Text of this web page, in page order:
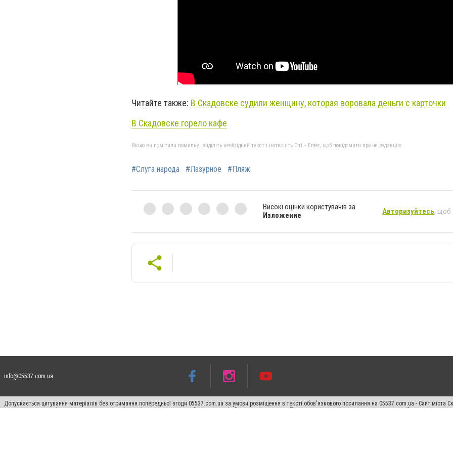
Читайте также: В Скадовске судили женщину, которая воровала деньги с карточки
В Скадовске горело кафе
Якщо ви помітили помилку, виділіть необхідний текст і натисніть Ctrl + Enter, щоб повідомити про це редакцію
#Слуга народа #Лазурное #Пляж
Високі оцінки користувачів за
Изложение
Авторизуйтесь, щоб
info@05537.com.ua
Допускається цитування матеріалів без отримання попередньої згоди 05537.com.ua за умови розміщення в тексті обов'язкового посилання на 05537.com.ua - Сайт
пошукових систем гіперпосилання на цитовані статті не нижче другого абзацу в тексті або в якості джерела. Порушення виняткових прав переслідується Законом.